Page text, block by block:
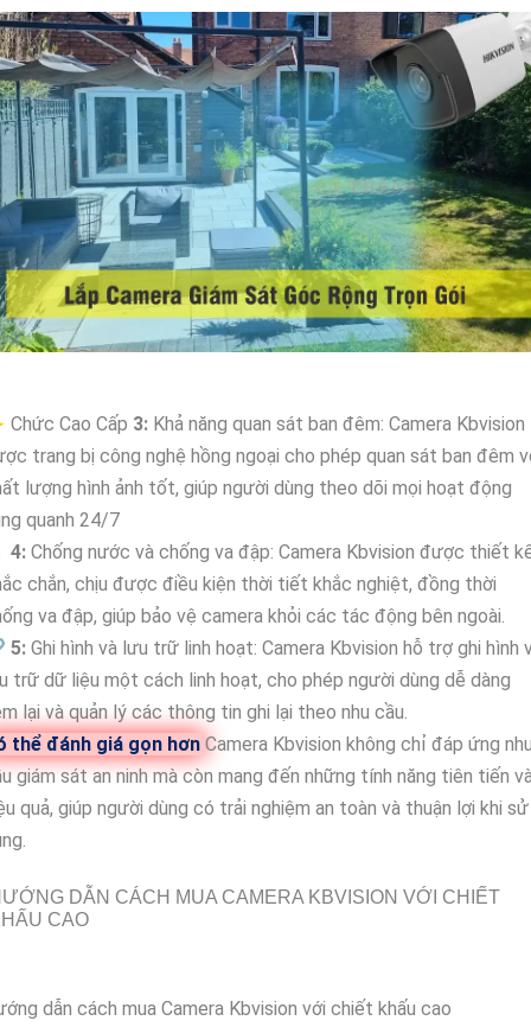
Chức Cao Cấp 3: Khả năng quan sát ban đêm: Camera Kbvision
trang bị công nghệ hồng ngoại cho phép quan sát ban đêm
lượng hình ảnh tốt, giúp người dùng theo dõi mọi hoạt động
quanh 24/7
4: Chống nước và chống va đập: Camera Kbvision được thiết
chắn, chịu được điều kiện thời tiết khắc nghiệt, đồng thời
va đập, giúp bảo vệ camera khỏi các tác động bên ngoài.
5: Ghi hình và lưu trữ linh hoạt: Camera Kbvision hỗ trợ ghi hình
trữ dữ liệu một cách linh hoạt, cho phép người dùng dễ dàng
lại và quản lý các thông tin ghi lại theo nhu cầu.
thể đánh giá gọn hơn Camera Kbvision không chỉ đáp ứng
giám sát an ninh mà còn mang đến những tính năng tiên tiến
quả, giúp người dùng có trải nghiệm an toàn và thuận lợi khi sử
DẪN CÁCH MUA CAMERA KBVISION VỚI CHIẾT
CAO
dẫn cách mua Camera Kbvision với chiết khấu cao